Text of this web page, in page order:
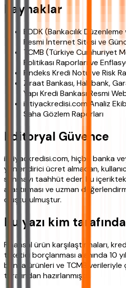
Kaynaklar
BDDK (Bankacılık
Resmi İnternet Sitesi ve
TCMB (Türkiye Cumhuriyet
Politikası Raporları ve
Findeks Kredi Notu ve Risk
Ziraat Bankası, Halkbank,
Yapı Kredi Bankası Resmi
ihtiyackredisi.com Analiz
Saha Gözlem Raporları
Editoryal Güvence
ihtiyackredisi.com, hiçbir banka
yönlendirici ücret almadan,
sunmayı taahhüt eder. Bu
araştırması ve uzman
oluşturulmuştur.
Bu yazı kim
Finansal ürün karşılaştırmaları,
tüketici borçlanması alanında 10
banka ürünleri ve TCMB verileriyle
tarafından hazırlanmıştır.